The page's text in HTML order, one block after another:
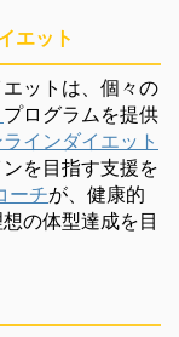
エット
ットは、個々の
プログラムを提供
インダイエット
を目指す支援を
ーチが、健康的
の体型達成を目